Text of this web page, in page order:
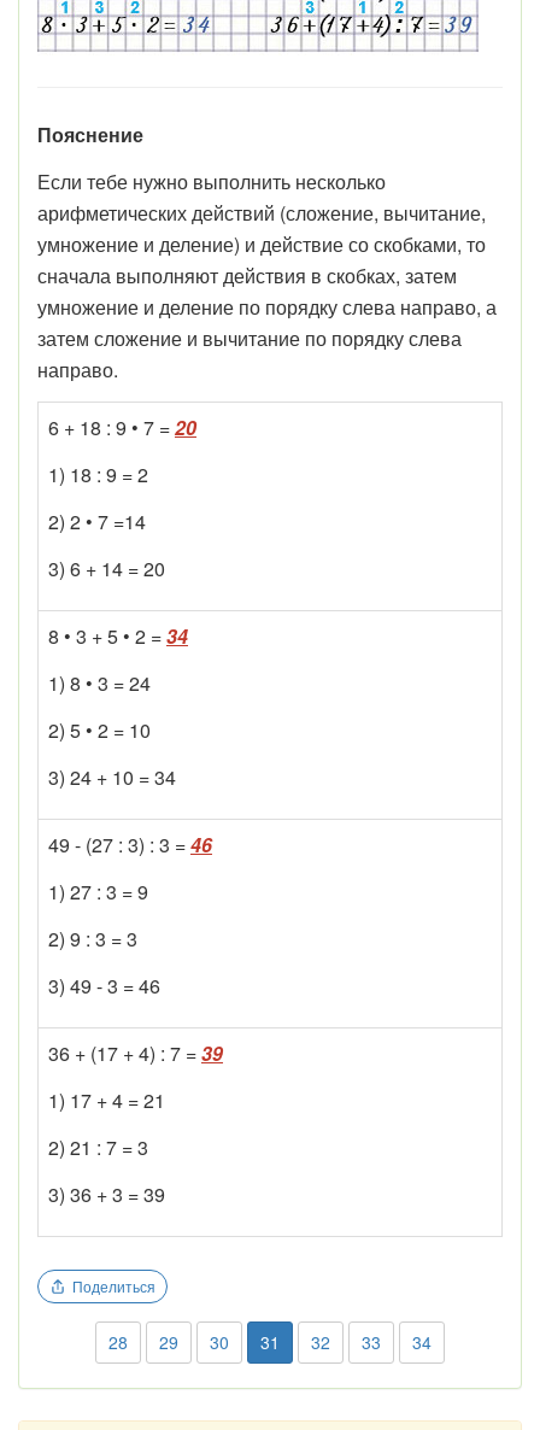
Пояснение
Если тебе нужно выполнить несколько
арифметических действий (сложение, вычитание,
умножение и деление) и действие со скобками, то
сначала выполняют действия в скобках, затем
умножение и деление по порядку слева направо, а
затем сложение и вычитание по порядку слева
направо.
6 + 18 : 9 • 7 =20
1) 18 : 9 = 2
2) 2 • 7 =14
3) 6 + 14 = 20
8 • 3 + 5 • 2 =34
1) 8 • 3 = 24
2) 5 • 2 = 10
3) 24 + 10 = 34
49 - (27 : 3) : 3 =46
1) 27 : 3 = 9
2) 9 : 3 = 3
3) 49 - 3 = 46
36 + (17 + 4) : 7 =39
1) 17 + 4 = 21
2) 21 : 7 = 3
3) 36 + 3 = 39
Поделиться
28 29 30 31 32 33 34